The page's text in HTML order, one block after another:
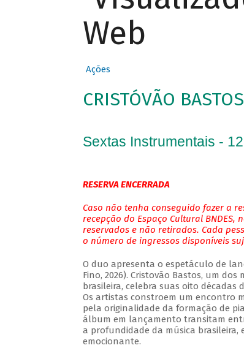
Web
Ações
CRISTÓVÃO
Sextas Instrumentais -
RESERVA ENCERRADA
Caso não tenha conseguido fazer a
recepção do Espaço Cultural
reservados e não retirados. Cada
o número de ingressos disponíveis
O duo apresenta o espetáculo de
Fino, 2026). Cristovão Bastos, um
brasileira, celebra suas oito décadas
Os artistas constroem um encontro
pela originalidade da formação de
álbum em lançamento transitam
a profundidade da música
emocionante.